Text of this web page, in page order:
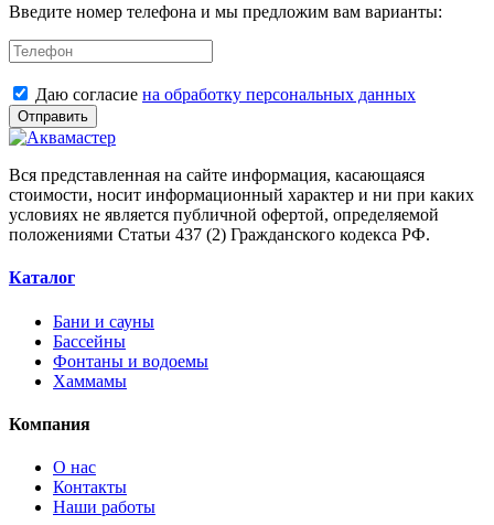
Введите номер телефона и мы предложим вам варианты:
Даю согласие на обработку персональных данных
Отправить
Вся представленная на сайте информация, касающаяся
стоимости, носит информационный характер и ни при каких
условиях не является публичной офертой, определяемой
положениями Статьи 437 (2) Гражданского кодекса РФ.
Каталог
Бани и сауны
Бассейны
Фонтаны и водоемы
Хаммамы
Компания
О нас
Контакты
Наши работы